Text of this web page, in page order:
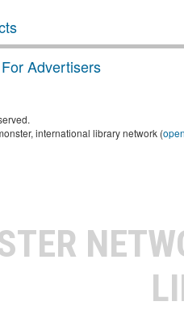
For Advertisers
international library network (